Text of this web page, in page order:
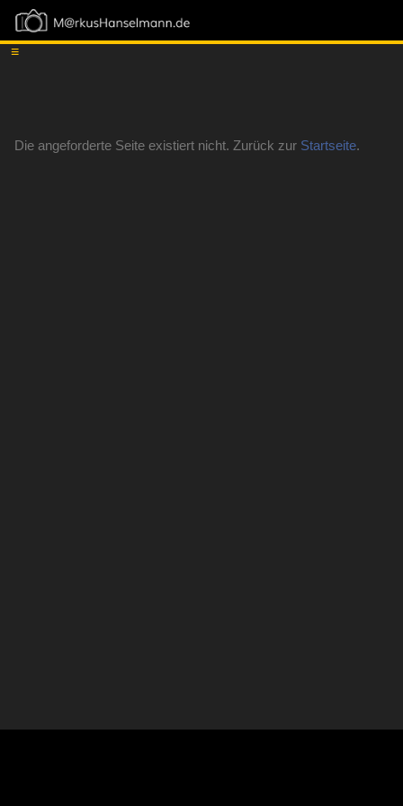
≡
Die angeforderte Seite existiert nicht. Zurück zur Startseite.